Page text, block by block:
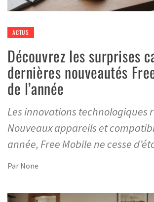
ACTUS
Découvrez les surprises
dernières nouveautés
de l’année
Les innovations technologiques
Nouveaux appareils et
année, Free Mobile ne cesse
Par None